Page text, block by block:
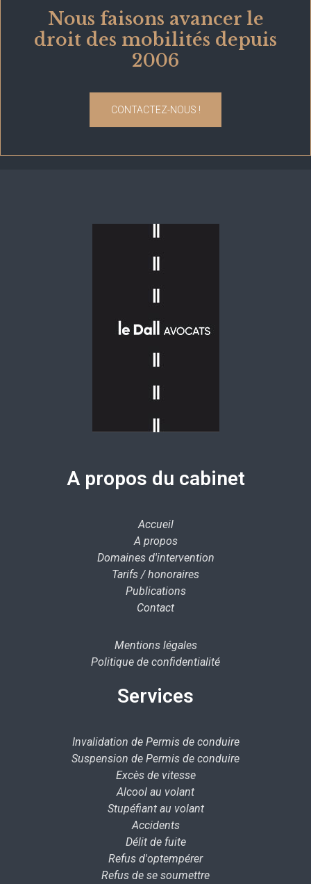
Nous faisons avancer le
droit des mobilités depuis
2006
CONTACTEZ-NOUS !
A propos du cabinet
Accueil
A propos
Domaines d'intervention
Tarifs / honoraires
Publications
Contact
Mentions légales
Politique de confidentialité
Services
Invalidation de Permis de conduire
Suspension de Permis de conduire
Excès de vitesse
Alcool au volant
Stupéfiant au volant
Accidents
Délit de fuite
Refus d'optempérer
Refus de se soumettre